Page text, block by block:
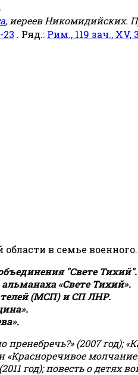
, иереев Никомидийских.
23 . Ряд.: Рим., 119 зач., XV,
области в семье
"Свете Тихий".
«Свете Тихий».
(МСП) и СП ЛНР.
.
(2007 год);
«Красноречивое
год); повесть о детях